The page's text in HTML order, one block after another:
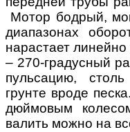
Мотор бодрый,
диапазонах
нарастает
– 270-градусный
пульсацию,
грунте вроде
дюймовым
валить можно на